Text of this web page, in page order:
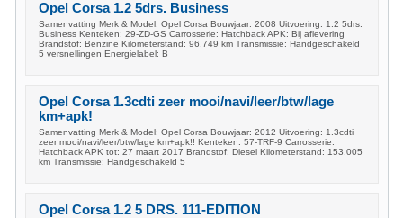
Opel Corsa 1.2 5drs. Business
Samenvatting Merk & Model: Opel Corsa Bouwjaar: 2008 Uitvoering: 1.2 5drs.
Business Kenteken: 29-ZD-GS Carrosserie: Hatchback APK: Bij aflevering
Brandstof: Benzine Kilometerstand: 96.749 km Transmissie: Handgeschakeld
5 versnellingen Energielabel: B
Opel Corsa 1.3cdti zeer mooi/navi/leer/btw/lage
km+apk!
Samenvatting Merk & Model: Opel Corsa Bouwjaar: 2012 Uitvoering: 1.3cdti
zeer mooi/navi/leer/btw/lage km+apk!! Kenteken: 57-TRF-9 Carrosserie:
Hatchback APK tot: 27 maart 2017 Brandstof: Diesel Kilometerstand: 153.005
km Transmissie: Handgeschakeld 5
Opel Corsa 1.2 5 DRS. 111-EDITION